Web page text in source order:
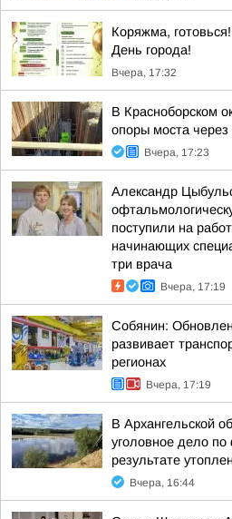
Коряжма,
День города!
Вчера, 17:32
В Красноборском
опоры моста
Вчера, 17:23
Александр
поступили на
начинающих
три врача
Вчера, 17:19
Собянин:
развивает
регионах
Вчера, 17:19
В Архангельской
уголовное дело по
результате
Вчера, 16:44